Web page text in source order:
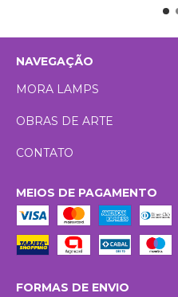
NAVEGAÇÃO
MORA LAMPS
OBRAS DE ARTE
CONTATO
MEIOS DE PAGAMENTO
FORMAS DE ENVIO